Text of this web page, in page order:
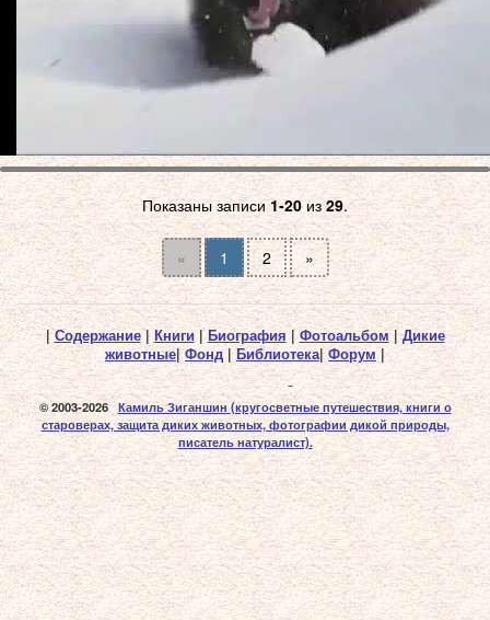
Показаны записи1-20из29.
« 1 2 »
|Содержание| Книги|Биография|Фотоальбом|Дикие
животные|Фонд|Библиотека|Форум |
© 2003-2026 Камиль Зиганшин (кругосветные путешествия, книги о
староверах, защита диких животных, фотографии дикой природы,
писатель натуралист).